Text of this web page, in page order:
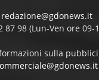
redazione@gdonews.it
87 98 (Lun-Ven ore 09-
sulla